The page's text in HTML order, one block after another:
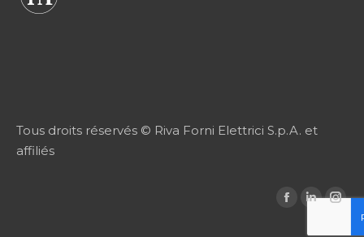
Tous droits réservés © Riva Forni Elettrici S.p.A. et
affiliés
Trouvez nous
La
La